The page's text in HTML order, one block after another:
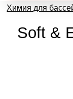
Химия для
Soft &